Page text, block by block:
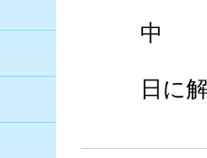
中
日に